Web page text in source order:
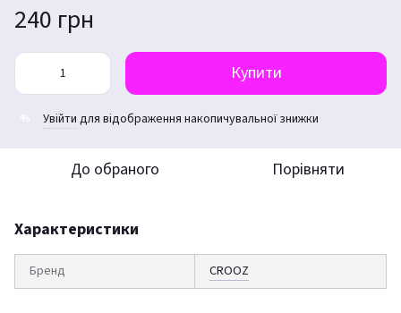
240 грн
Купити
Увійти для відображення накопичувальної знижки
До обраного Порівняти
Характеристики
Бренд CROOZ